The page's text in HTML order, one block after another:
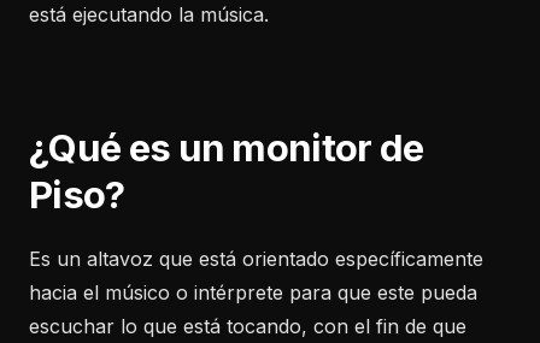
está ejecutando la música.
¿Qué es un monitor de
Piso?
Es un altavoz que está orientado específicamente
hacia el músico o intérprete para que este pueda
escuchar lo que está tocando, con el fin de que